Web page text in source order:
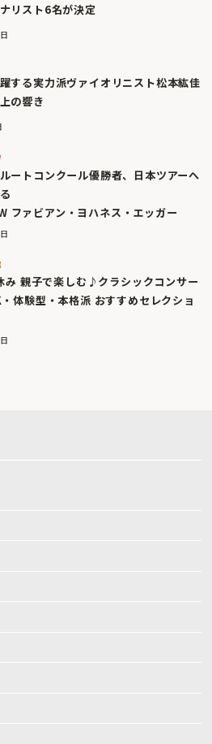
リスト6名が決定
する実力派ヴァイオリニスト松本紘佳
の響き
ートコンクール優勝者、日本ツアーへ
ファビアン・ヨハネス・エッガー
み 親子で楽しむ♪クラシックコンサー
体験型・本格派 おすすめセレクショ